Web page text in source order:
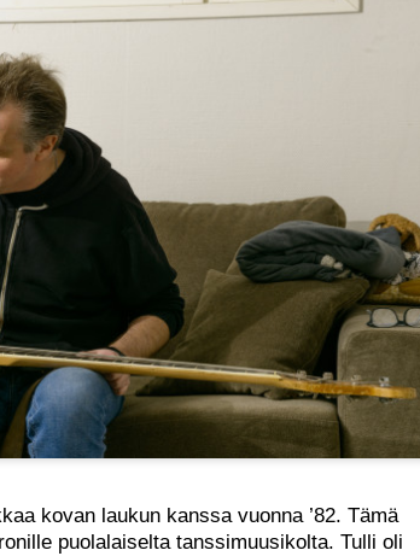
kovan laukun kanssa vuonna ’82. Tämä
puolalaiselta tanssimuusikolta. Tulli oli